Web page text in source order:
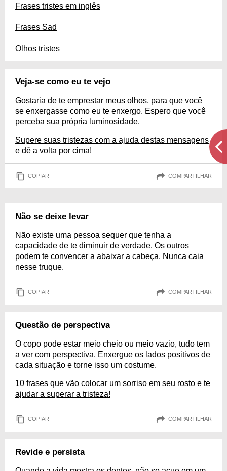
Frases tristes em inglês
Frases Sad
Olhos tristes
Veja-se como eu te vejo
Gostaria de te emprestar meus olhos, para que você
se enxergasse como eu te enxergo. Espero que você
perceba sua própria luminosidade.
Supere suas tristezas com a ajuda destas mensagens
e dê a volta por cima!
COPIAR COMPARTILHAR
Não se deixe levar
Não existe uma pessoa sequer que tenha a
capacidade de te diminuir de verdade. Os outros
podem te convencer a abaixar a cabeça. Nunca caia
nesse truque.
COPIAR COMPARTILHAR
Questão de perspectiva
O copo pode estar meio cheio ou meio vazio, tudo tem
a ver com perspectiva. Enxergue os lados positivos de
cada situação e torne isso um costume.
10 frases que vão colocar um sorriso em seu rosto e te
ajudar a superar a tristeza!
COPIAR COMPARTILHAR
Revide e persista